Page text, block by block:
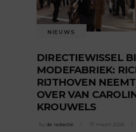
NIEUWS
DIRECTIEWISSEL
MODEFABRIEK:
RIJTHOVEN
OVER VAN
KROUWELS
by de redactie 17 maart 2026